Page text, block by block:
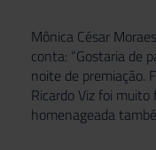
Mônica César
conta: “Gostaria de
noite de premiação.
Ricardo Viz foi
homenageada